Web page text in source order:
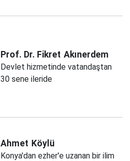
Prof. Dr. Fikret Akınerdem
Devlet hizmetinde vatandaştan
30 sene ileride
Ahmet Köylü
Konya'dan ezher'e uzanan bir ilim